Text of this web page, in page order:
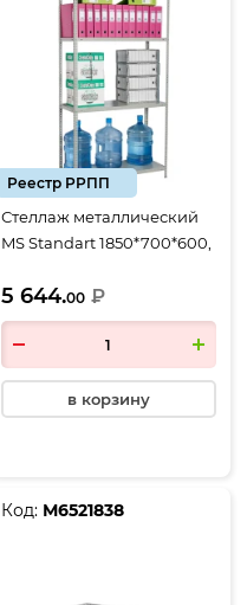
Реестр РРПП
Стеллаж металлический
MS Standart 1850*700*600,
5 644.00 ₽
в корзину
Код: М6521838